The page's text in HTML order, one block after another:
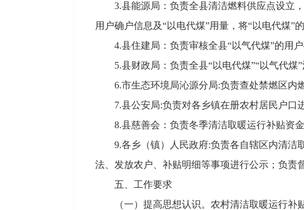
3.县能源局：负责全县清洁燃料供应点设立
用户确户信息及“以电代煤”用量，将“以电代煤”
4.县住建局：负责审核全县“以气代煤”的用
5.县财政局：负责全县“以电代煤”“以气代煤
6.市生态环境局沁源分局:负责查处禁燃区内
7.县公安局:负责对各乡镇在册农村居民户口
8.县慈善会：负责冬季清洁取暖运行补贴资
9.各乡（镇）人民政府:负责各自辖区内清
法、发放农户、补贴明细等事项进行公示；负责
五、工作要求
（一）提高思想认识。农村清洁取暖运行